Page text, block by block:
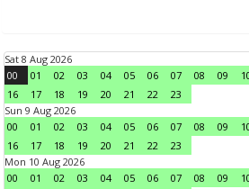
Sat 8 Aug 2026
00
01 02 03 04 05 06 07 08 09
16
17 18 19 20 21 22
23
Sun 9 Aug 2026
00
01 02 03 04 05 06 07 08 09
16
17 18 19 20 21 22
23
Mon 10 Aug 2026
00
01 02 03 04 05 06 07 08 09